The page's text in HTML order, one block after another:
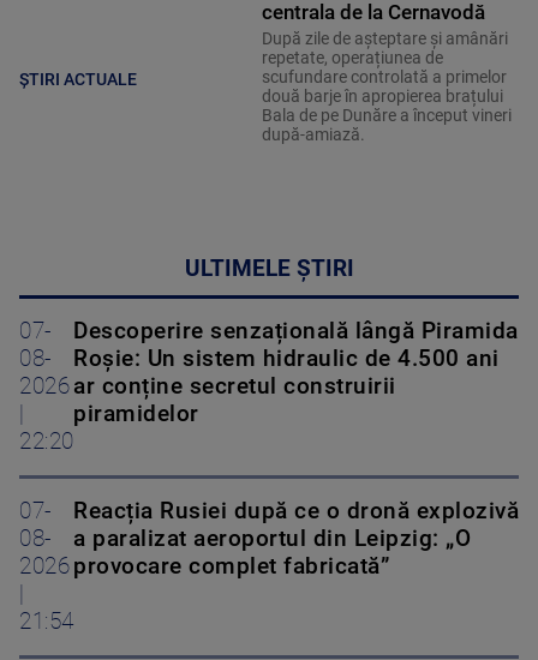
ȘTIRI ACTUALE
centrala de la Cernavodă
După zile de așteptare și amânări
repetate, operațiunea de
scufundare controlată a primelor
două barje în apropierea brațului
Bala de pe Dunăre a început vineri
după-amiază.
ULTIMELE ȘTIRI
07-
08-
2026
22:20
Descoperire senzațională lângă Piramida
Roșie: Un sistem hidraulic de 4.500 ani
ar conține secretul construirii
piramidelor
07-
08-
2026
21:54
Reacția Rusiei după ce o dronă explozivă
a paralizat aeroportul din Leipzig: „O
provocare complet fabricată”